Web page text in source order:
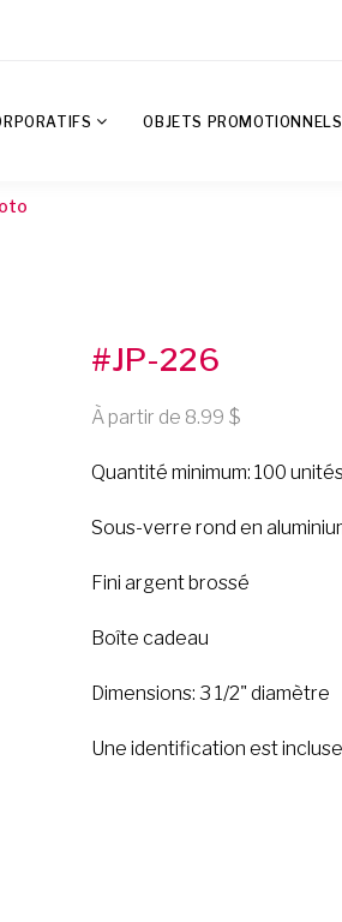
OBJETS PROMOTIONNELS
#JP-226
À partir de 8.99
Quantité minimum: 100
Sous-verre rond en
Fini argent brossé
Boîte cadeau
Dimensions: 3 1/2" diamètre
Une identification est